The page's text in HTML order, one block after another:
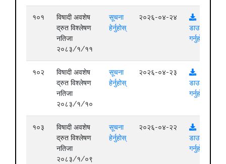
१०१
विषादी अवशेष
द्रुत विश्लेषण
नतिजा
२०८३/१/११
सूचना
हेर्नुहोस्
२०२६-०४-२४
डाउनलोड
गर्नुहोस्
१०२
विषादी अवशेष
द्रुत विश्लेषण
नतिजा
२०८३/१/१०
सूचना
हेर्नुहोस्
२०२६-०४-२३
डाउनलोड
गर्नुहोस्
१०३
विषादी अवशेष
द्रुत विश्लेषण
नतिजा
२०८३/१/०९
सूचना
हेर्नुहोस्
२०२६-०४-२२
डाउनलोड
गर्नुहोस्